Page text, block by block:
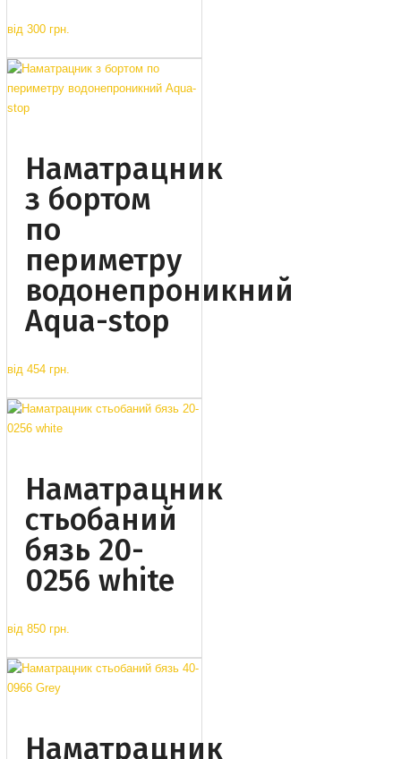
від 300 грн.
Наматрацник
з бортом
по
периметру
водонепроникний
Aqua-stop
від 454 грн.
Наматрацник
стьобаний
бязь 20-
0256 white
від 850 грн.
Наматрацник